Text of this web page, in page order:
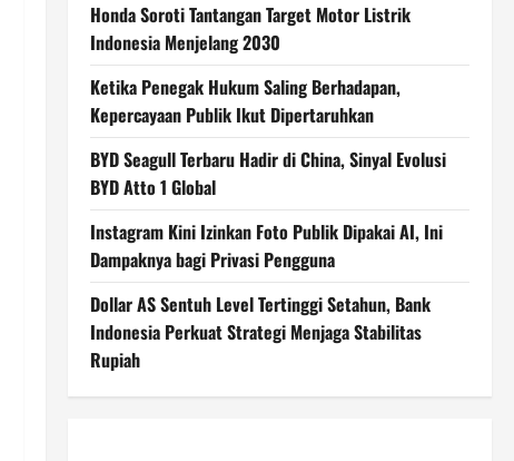
Honda Soroti Tantangan Target Motor Listrik
Indonesia Menjelang 2030
Ketika Penegak Hukum Saling Berhadapan,
Kepercayaan Publik Ikut Dipertaruhkan
BYD Seagull Terbaru Hadir di China, Sinyal Evolusi
BYD Atto 1 Global
Instagram Kini Izinkan Foto Publik Dipakai AI, Ini
Dampaknya bagi Privasi Pengguna
Dollar AS Sentuh Level Tertinggi Setahun, Bank
Indonesia Perkuat Strategi Menjaga Stabilitas
Rupiah